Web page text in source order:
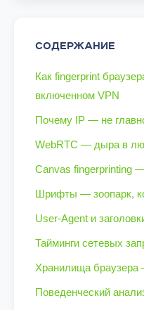
СОДЕРЖАНИЕ
Как fingerprint
включенном VPN
Почему IP — не
WebRTC — дыра в
Canvas fingerprinting
Шрифты — зоопарк,
User-Agent и
Тайминги сетевых
Хранилища браузера
Поведенческий